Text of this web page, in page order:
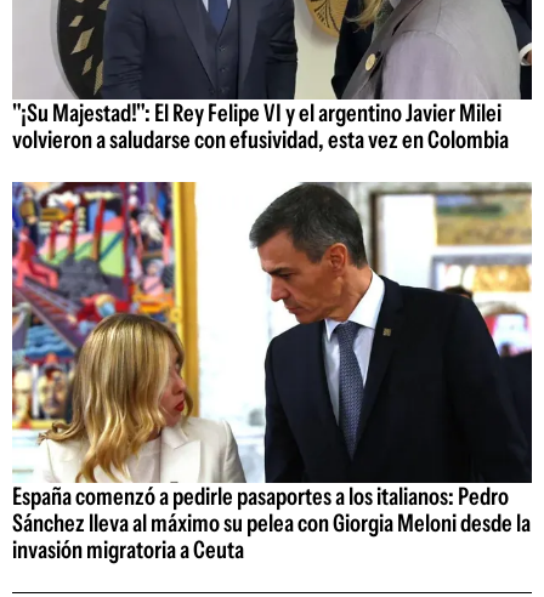
"¡Su Majestad!": El Rey Felipe VI y el argentino Javier Milei
volvieron a saludarse con efusividad, esta vez en Colombia
España comenzó a pedirle pasaportes a los italianos: Pedro
Sánchez lleva al máximo su pelea con Giorgia Meloni desde la
invasión migratoria a Ceuta